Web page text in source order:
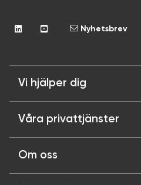
Nyhetsbrev
Vi hjälper dig
Våra privattjänster
Om oss